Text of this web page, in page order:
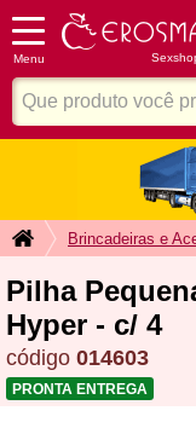
Menu
Brincadeiras e
Pilha
Hyper - c/ 4
código 014603
PRONTA ENTREGA